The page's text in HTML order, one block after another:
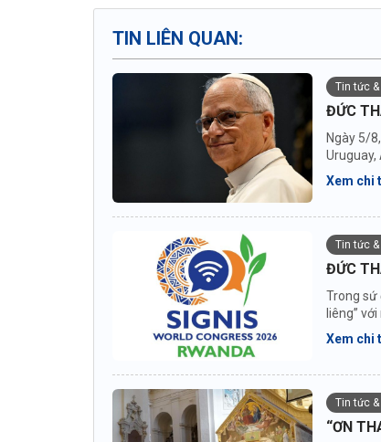
TIN LIÊN QUAN:
Tin tức
ĐỨC
Ngày 5/
nước...
Xem chi
Tin tức
ĐỨC
Trong sứ
liêng”
Xem chi
Tin tức
“ƠN